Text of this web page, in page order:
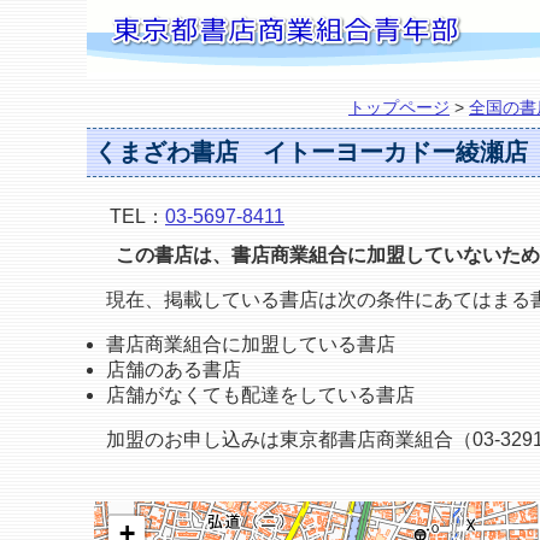
トップページ > 全国の書
くまざわ書店 イトーヨーカドー綾瀬店
TEL： 03-5697-8411
この書店は、書店商業組合に加盟していないた
現在、掲載している書店は次の条件にあてはまる
書店商業組合に加盟している書店
店舗のある書店
店舗がなくても配達をしている書店
加盟のお申し込みは東京都書店商業組合（03-
+